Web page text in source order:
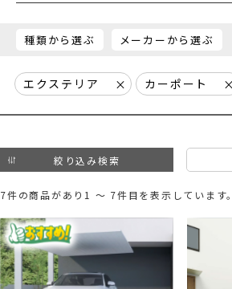
種類から選ぶ メーカーから選ぶ
エクステリア カーポート
絞り込み検索
7件の商品があり1 ～ 7件目を表示しています。